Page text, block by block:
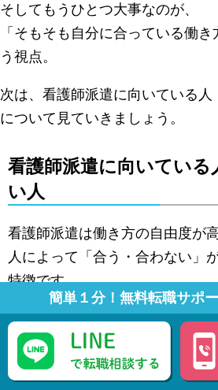
そしてもうひとつ大事なのが、
「そもそも自分に合っている働
う視点。
次は、看護師派遣に向いている人
について見ていきましょう。
看護師派遣に向いている
い人
看護師派遣は働き方の自由度が高
人によって「合う・合わない」
特徴です。
ここで一度、自分に合っている
みましょう。
簡単１分！無料転職サポ